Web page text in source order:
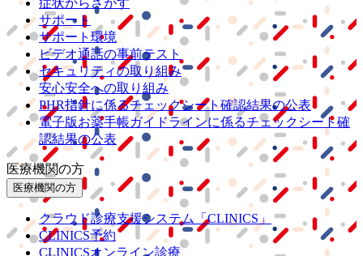
サポート
サポート環境
ビデオ通話の事前テスト
セキュリティの取り組み
安心安全への取り組み
PHR指針に係るチェックシート確認結果の公表
電子版お薬手帳ガイドラインに係るチェックシート確
認結果の公表
医療機関の方
医療機関の方
クラウド診療支援システム
「CLINICS」
CLINICS予約
CLINICSオンライン診療